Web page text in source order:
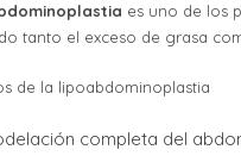
es uno de los
tanto el exceso de grasa
de la lipoabdominoplastia
completa del